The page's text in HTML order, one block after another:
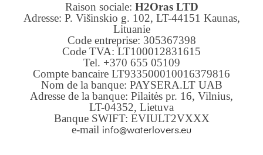
Raison sociale: H2Oras LTD
Adresse: P. Višinskio g. 102, LT-44151 Kaunas,
Lituanie
Code entreprise: 305367398
Code TVA: LT100012831615
Tel. +370 655 05109
Compte bancaire LT933500010016379816
Nom de la banque: PAYSERA.LT UAB
Adresse de la banque: Pilaitės pr. 16, Vilnius,
LT-04352, Lietuva
Banque SWIFT: EVIULT2VXXX
e-mail info@waterlovers.eu